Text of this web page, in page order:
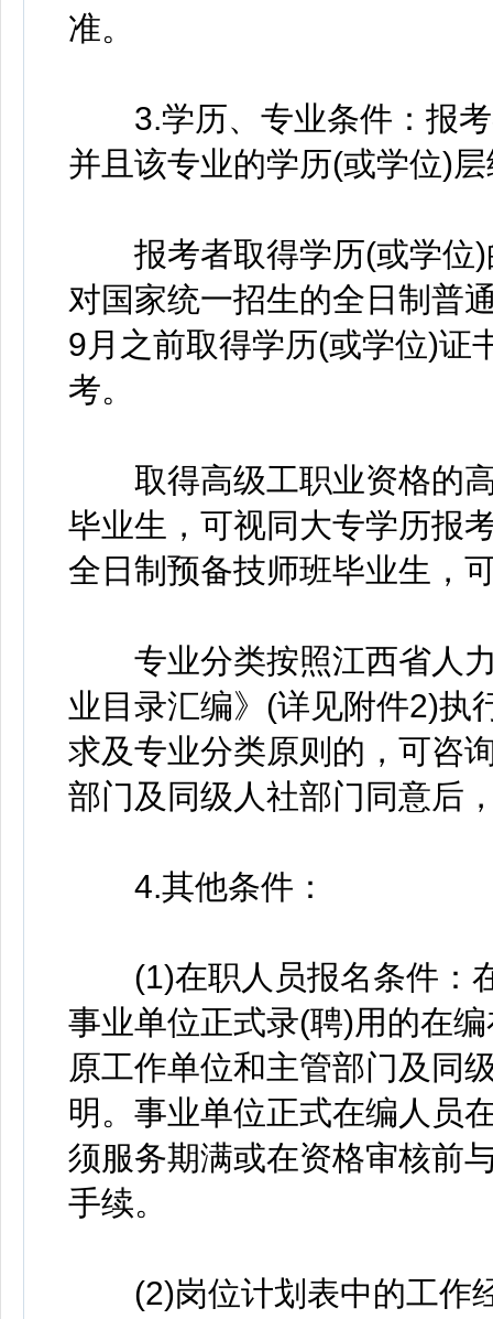
准。
3.学历、专业条件：报考
并且该专业的学历(或学位)
报考者取得学历(或学位)
对国家统一招生的全日制普
9月之前取得学历(或学位)证
考。
取得高级工职业资格的高
毕业生，可视同大专学历报
全日制预备技师班毕业生，
专业分类按照江西省人力
业目录汇编》(详见附件2)执
求及专业分类原则的，可咨
部门及同级人社部门同意后
4.其他条件：
(1)在职人员报名条件：
事业单位正式录(聘)用的在
原工作单位和主管部门及同
明。事业单位正式在编人员
须服务期满或在资格审核前
手续。
(2)岗位计划表中的工作